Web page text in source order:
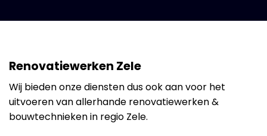
Renovatiewerken Zele
Wij bieden onze diensten dus ook aan voor het
uitvoeren van allerhande renovatiewerken &
bouwtechnieken in regio Zele.